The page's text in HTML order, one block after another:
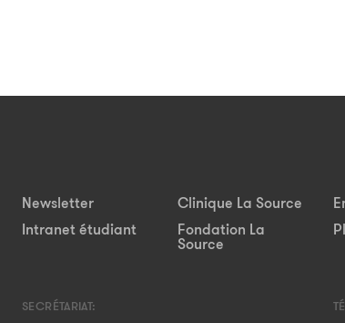
Newsletter
Intranet étudiant
Clinique La Source
Fondation La
Source
SECRÉTARIAT: